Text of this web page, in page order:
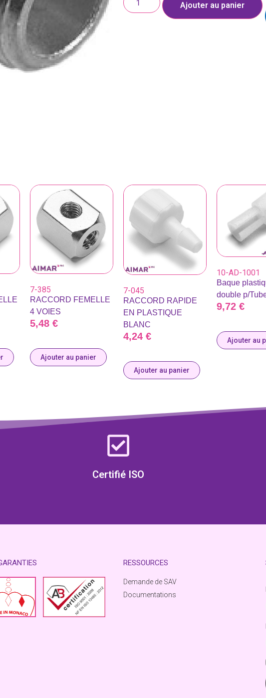
Ajouter au panier
7-385
RACCORD FEMELLE
4 VOIES
5,48€
Ajouter au panier
7-045
RACCORD RAPIDE
EN PLASTIQUE
BLANC
4,24 €
Ajouter au panier
10-AD-1001
Baque
double p/
9,72 €
Ajouter au
Certifié ISO
RESSOURCES
Demande de SAV
Documentations